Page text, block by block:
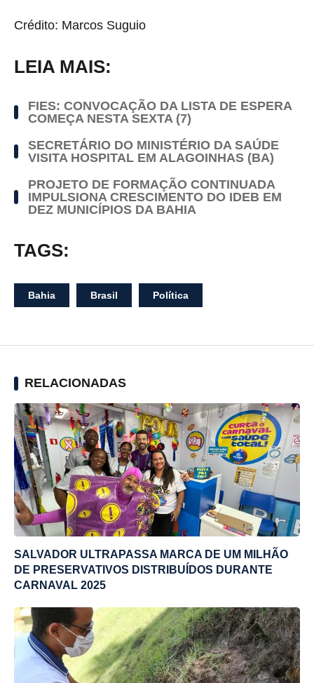
Crédito: Marcos Suguio
LEIA MAIS:
FIES: CONVOCAÇÃO DA LISTA DE ESPERA
COMEÇA NESTA SEXTA (7)
SECRETÁRIO DO MINISTÉRIO DA SAÚDE
VISITA HOSPITAL EM ALAGOINHAS (BA)
PROJETO DE FORMAÇÃO CONTINUADA
IMPULSIONA CRESCIMENTO DO IDEB EM
DEZ MUNICÍPIOS DA BAHIA
TAGS:
Bahia Brasil Política
RELACIONADAS
SALVADOR ULTRAPASSA MARCA DE UM MILHÃO
DE PRESERVATIVOS DISTRIBUÍDOS DURANTE
CARNAVAL 2025